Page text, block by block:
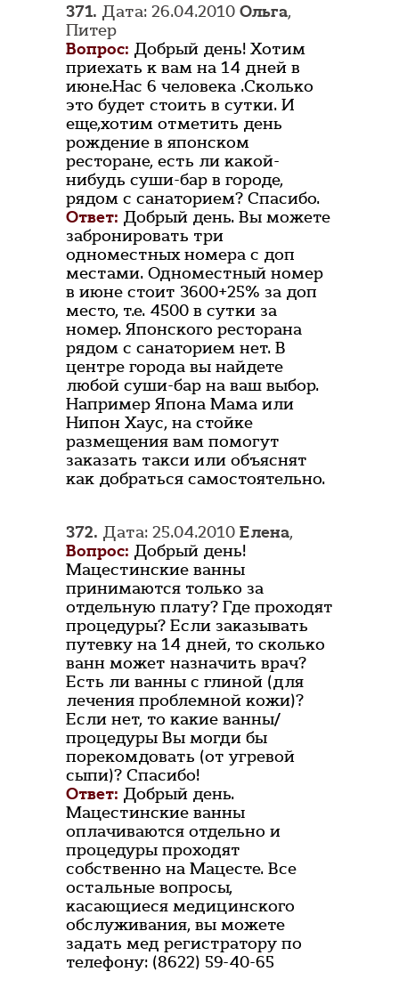
371. Дата: 26.04.2010 Ольга,
Питер
Вопрос: Добрый день! Хотим
приехать к вам на 14 дней в
июне.Нас 6 человека .Сколько
это будет стоить в сутки. И
еще,хотим отметить день
рождение в японском
ресторане, есть ли какой-
нибудь суши-бар в городе,
рядом с санаторием? Спасибо.
Ответ: Добрый день. Вы можете
забронировать три
одноместных номера с доп
местами. Одноместный номер
в июне стоит 3600+25% за доп
место, т.е. 4500 в сутки за
номер. Японского ресторана
рядом с санаторием нет. В
центре города вы найдете
любой суши-бар на ваш выбор.
Например Япона Мама или
Нипон Хаус, на стойке
размещения вам помогут
заказать такси или объяснят
как добраться самостоятельно.
372. Дата: 25.04.2010 Елена,
Вопрос: Добрый день!
Мацестинские ванны
принимаются только за
отдельную плату? Где проходят
процедуры? Если заказывать
путевку на 14 дней, то сколько
ванн может назначить врач?
Есть ли ванны с глиной (для
лечения проблемной кожи)?
Если нет, то какие ванны/
процедуры Вы могди бы
порекомдовать (от угревой
сыпи)? Спасибо!
Ответ: Добрый день.
Мацестинские ванны
оплачиваются отдельно и
процедуры проходят
собственно на Мацесте. Все
остальные вопросы,
касающиеся медицинского
обслуживания, вы можете
задать мед регистратору по
телефону: (8622) 59-40-65